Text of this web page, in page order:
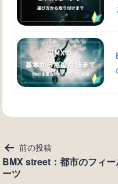
投
稿
ナ
前の投稿
BMX street：都市のフィ
ーツ